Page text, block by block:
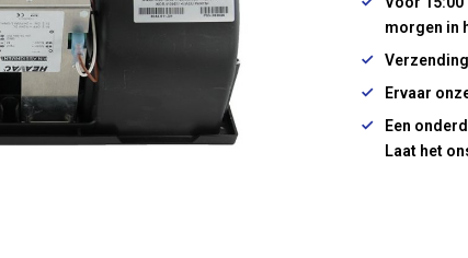
morgen in
Ervaar
Een
Laat het